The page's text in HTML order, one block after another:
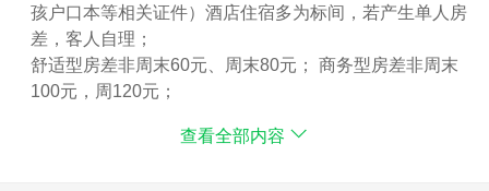
孩户口本等相关证件）酒店住宿多为标间，若产生单人房
差，客人自理；
舒适型房差非周末60元、周末80元； 商务型房差非周末
100元，周120元；
(参考酒店在温馨提示)查看全部内容